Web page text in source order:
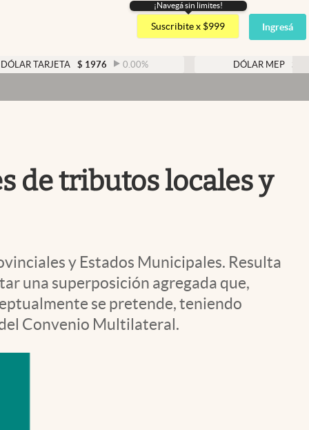
Argentina
España
USA
¡Navegá sin limites!
Suscribite x $999 Ingresá
$ 1976 0.00 % DÓLAR MEP $ 1526,03
de tributos locales y
y Estados Municipales. Resulta
una superposición agregada que,
se pretende, teniendo
Convenio Multilateral.